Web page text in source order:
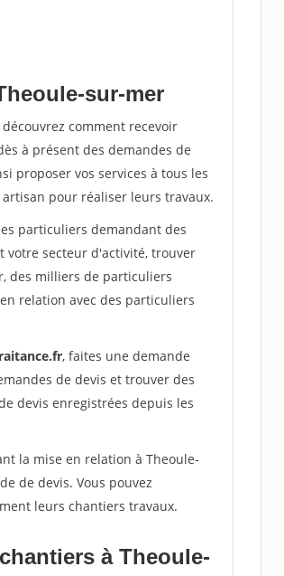
sur-mer
comment recevoir
à présent des demandes de
proposer vos services à tous les
pour réaliser leurs travaux.
particuliers demandant des
votre secteur d'activité, trouver
des milliers de particuliers
relation avec des particuliers
, faites une demande
de devis et trouver des
devis enregistrées depuis les
la mise en relation à Theoule-
de devis. Vous pouvez
leurs chantiers travaux.
à Theoule-